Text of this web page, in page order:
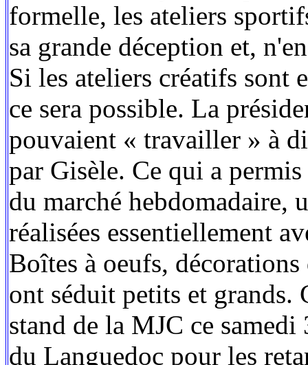
formelle, les ateliers
sa grande déception et,
Si les ateliers créatifs sont
ce sera possible. La
pouvaient « travailler » à
par Gisèle. Ce qui a
du marché hebdomadaire,
réalisées essentiellement
Boîtes à oeufs,
ont séduit petits et grands.
stand de la MJC ce
du Languedoc pour les